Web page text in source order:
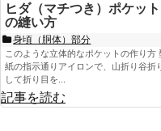
ヒダ（マチつき）ポケット
の縫い方
身頃（胴体）部分
このような立体的なポケットの作り方
紙の指示通りアイロンで、山折り谷折
して折り目を...
記事を読む